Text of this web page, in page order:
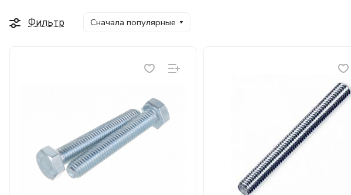
Фильтр Сначала популярные